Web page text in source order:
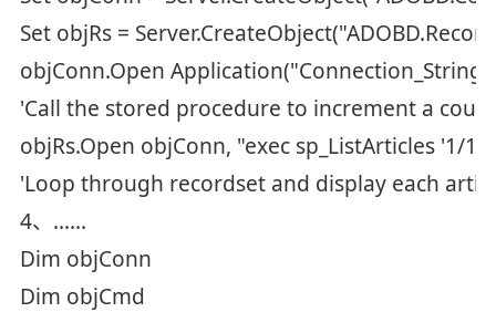
Set objRs =
objConn.Open
'Call the stored procedure to increment a
objRs.Open objConn, "exec sp_ListArticles '1/
'Loop through recordset and display each
4、……
Dim objConn
Dim objCmd